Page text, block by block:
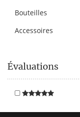
Bouteilles
Accessoires
Évaluations